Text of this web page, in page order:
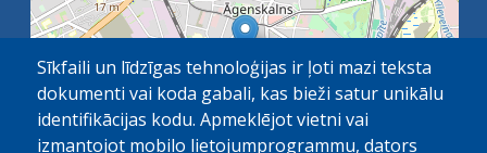
Sīkfaili un līdzīgas tehnoloģijas ir ļoti mazi teksta
dokumenti vai koda gabali, kas bieži satur unikālu
identifikācijas kodu. Apmeklējot vietni vai
izmantojot mobilo lietojumprogrammu, dators